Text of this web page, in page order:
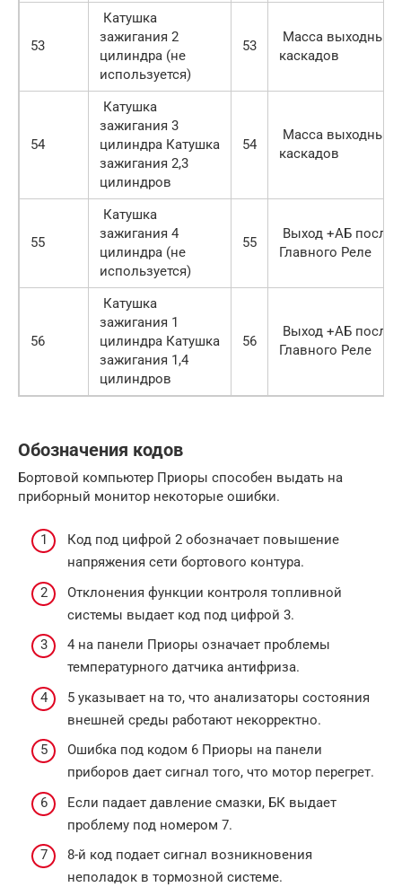
53
Катушка
зажигания 2
цилиндра (не
используется)
53
Масса выходных
каскадов
54
Катушка
зажигания 3
цилиндра Катушка
зажигания 2,3
цилиндров
54
Масса выходных
каскадов
55
Катушка
зажигания 4
цилиндра (не
используется)
55
Выход +АБ после
Главного Реле
56
Катушка
зажигания 1
цилиндра Катушка
зажигания 1,4
цилиндров
56
Выход +АБ после
Главного Реле
Обозначения кодов
Бортовой компьютер Приоры способен выдать на
приборный монитор некоторые ошибки.
Код под цифрой 2 обозначает повышение
напряжения сети бортового контура.
Отклонения функции контроля топливной
системы выдает код под цифрой 3.
4 на панели Приоры означает проблемы
температурного датчика антифриза.
5 указывает на то, что анализаторы состояния
внешней среды работают некорректно.
Ошибка под кодом 6 Приоры на панели
приборов дает сигнал того, что мотор перегрет.
Если падает давление смазки, БК выдает
проблему под номером 7.
8-й код подает сигнал возникновения
неполадок в тормозной системе.